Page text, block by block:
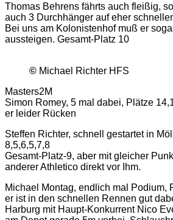
Thomas Behrens fährts auch fleißig,
auch 3 Durchhänger auf eher
Bei uns am Kolonistenhof muß er
aussteigen. Gesamt-Platz 10
© Michael Richter HFS
Masters2M
Simon Romey, 5 mal dabei, Plätze
er leider Rücken
Steffen Richter, schnell gestartet in
8,5,6,5,7,8
Gesamt-Platz-9, aber mit gleicher
anderer Athletico direkt vor Ihm.
Michael Montag, endlich mal Podium,
er ist in den schnellen Rennen gut
Harburg mit Haupt-Konkurrent Nico